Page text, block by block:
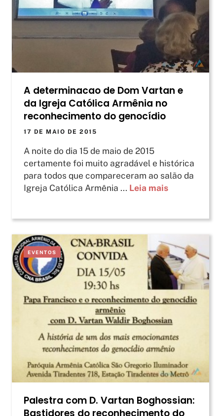
A determinacao de Dom Vartan e
da Igreja Católica Armênia no
reconhecimento do genocídio
17 DE MAIO DE 2015
A noite do dia 15 de maio de 2015
certamente foi muito agradável e histórica
para todos que compareceram ao salão da
Igreja Católica Armênia ... Leia mais
EVENTOS
Palestra com D. Vartan Boghossian: